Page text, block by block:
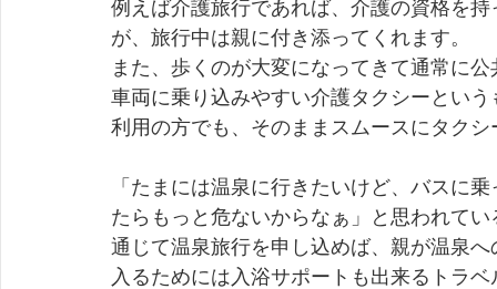
例えば介護旅行であれば、介護の資格を
が、旅行中は親に付き添ってくれます。
また、歩くのが大変になってきて通常に
車両に乗り込みやすい介護タクシーとい
利用の方でも、そのままスムースにタク
「たまには温泉に行きたいけど、バスに
たらもっと危ないからなぁ」と思われて
通じて温泉旅行を申し込めば、親が温泉
入るためには入浴サポートも出来るトラ